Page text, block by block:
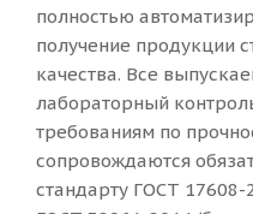
полностью
получение продукции
качества. Все
лабораторный
требованиям по
сопровождаются
стандарту ГОСТ 17608-